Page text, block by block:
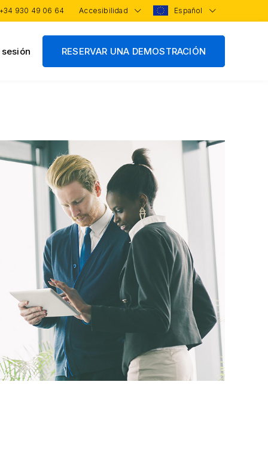
930 49 06 64 Accesibilidad Español
RESERVAR UNA DEMOSTRACIÓN